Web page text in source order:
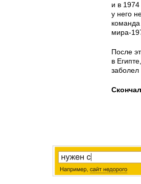
и в
у него
мира-
После
в
заболел